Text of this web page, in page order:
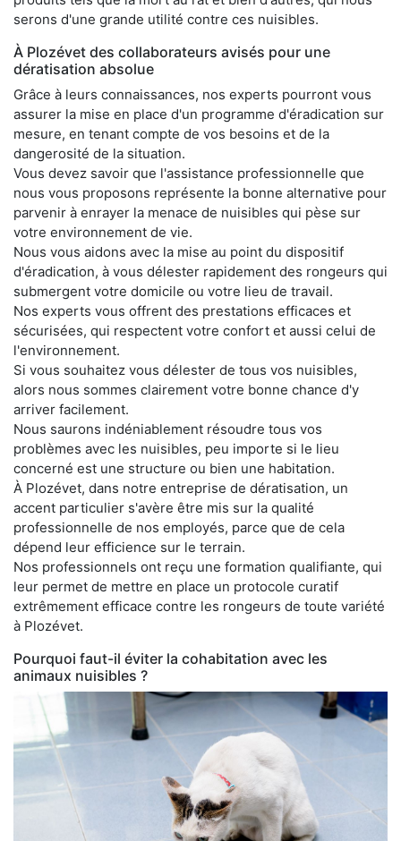
serons d'une grande utilité contre ces nuisibles.
À Plozévet des collaborateurs avisés pour une
dératisation absolue
Grâce à leurs connaissances, nos experts pourront vous
assurer la mise en place d'un programme d'éradication sur
mesure, en tenant compte de vos besoins et de la
dangerosité de la situation.
Vous devez savoir que l'assistance professionnelle que
nous vous proposons représente la bonne alternative pour
parvenir à enrayer la menace de nuisibles qui pèse sur
votre environnement de vie.
Nous vous aidons avec la mise au point du dispositif
d'éradication, à vous délester rapidement des rongeurs qui
submergent votre domicile ou votre lieu de travail.
Nos experts vous offrent des prestations efficaces et
sécurisées, qui respectent votre confort et aussi celui de
l'environnement.
Si vous souhaitez vous délester de tous vos nuisibles,
alors nous sommes clairement votre bonne chance d'y
arriver facilement.
Nous saurons indéniablement résoudre tous vos
problèmes avec les nuisibles, peu importe si le lieu
concerné est une structure ou bien une habitation.
À Plozévet, dans notre entreprise de dératisation, un
accent particulier s'avère être mis sur la qualité
professionnelle de nos employés, parce que de cela
dépend leur efficience sur le terrain.
Nos professionnels ont reçu une formation qualifiante, qui
leur permet de mettre en place un protocole curatif
extrêmement efficace contre les rongeurs de toute variété
à Plozévet.
Pourquoi faut-il éviter la cohabitation avec les
animaux nuisibles ?